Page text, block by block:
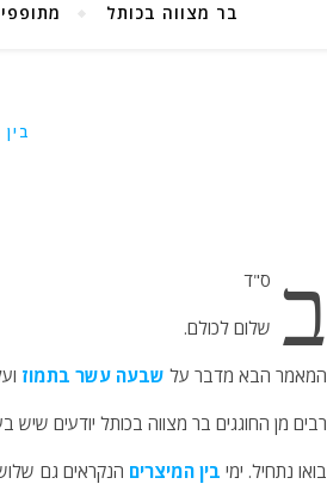
בר מצווה בכותל
ב ס"ד
שלום לכולם.
המאמר הבא מדבר על שבעה עשר בתמוז
רבים מן החוגגים בר מצווה בכותל יודעים שיש
בואו נתחיל. ימי בין המיצרים הנקראים גם